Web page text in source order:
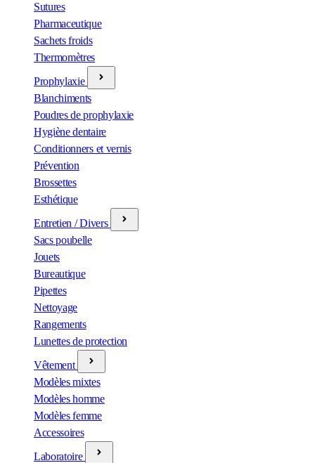
Sutures
Pharmaceutique
Sachets froids
Thermomètres
Prophylaxie
Blanchiments
Poudres de prophylaxie
Hygiène dentaire
Conditionners et vernis
Prévention
Brossettes
Esthétique
Entretien / Divers
Sacs poubelle
Jouets
Bureautique
Pipettes
Nettoyage
Rangements
Lunettes de protection
Vêtement
Modèles mixtes
Modèles homme
Modèles femme
Accessoires
Laboratoire